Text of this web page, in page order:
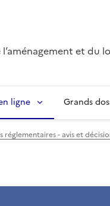
et du
ligne Grands
- avis et